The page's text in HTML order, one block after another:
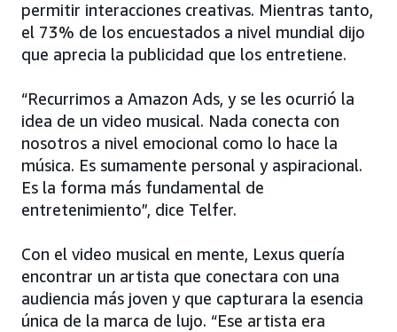
permitir interacciones creativas. Mientras tanto,
el 73% de los encuestados a nivel mundial dijo
que aprecia la publicidad que los entretiene.
“Recurrimos a Amazon Ads, y se les ocurrió la
idea de un video musical. Nada conecta con
nosotros a nivel emocional como lo hace la
música. Es sumamente personal y aspiracional.
Es la forma más fundamental de
entretenimiento”, dice Telfer.
Con el video musical en mente, Lexus quería
encontrar un artista que conectara con una
audiencia más joven y que capturara la esencia
única de la marca de lujo. “Ese artista era